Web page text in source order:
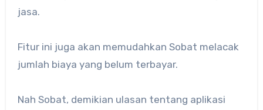
jasa.
Fitur ini juga akan memudahkan Sobat melacak
jumlah biaya yang belum terbayar.
Nah Sobat, demikian ulasan tentang aplikasi